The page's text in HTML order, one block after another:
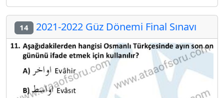
14 2021-2022 Güz Dönemi Final Sınavı